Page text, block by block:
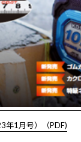
年1月号）（PDF)